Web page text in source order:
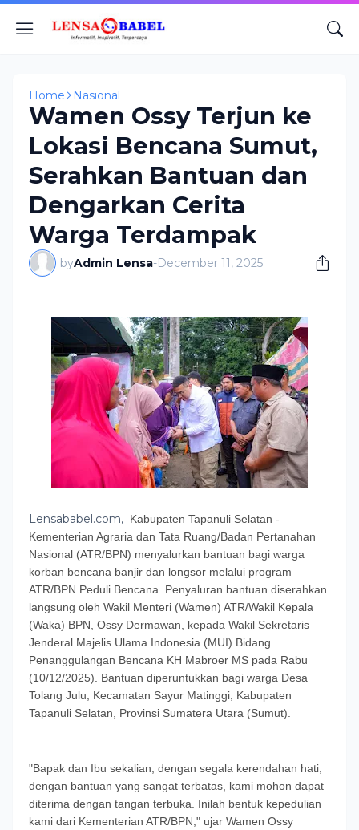
Home Nasional
Wamen Ossy Terjun ke
Lokasi Bencana Sumut,
Serahkan Bantuan dan
Dengarkan Cerita
Warga Terdampak
byAdmin Lensa-December 11, 2025
Lensababel.com, Kabupaten Tapanuli Selatan -
Kementerian Agraria dan Tata Ruang/Badan Pertanahan
Nasional (ATR/BPN) menyalurkan bantuan bagi warga
korban bencana banjir dan longsor melalui program
ATR/BPN Peduli Bencana. Penyaluran bantuan diserahkan
langsung oleh Wakil Menteri (Wamen) ATR/Wakil Kepala
(Waka) BPN, Ossy Dermawan, kepada Wakil Sekretaris
Jenderal Majelis Ulama Indonesia (MUI) Bidang
Penanggulangan Bencana KH Mabroer MS pada Rabu
(10/12/2025). Bantuan diperuntukkan bagi warga Desa
Tolang Julu, Kecamatan Sayur Matinggi, Kabupaten
Tapanuli Selatan, Provinsi Sumatera Utara (Sumut).
"Bapak dan Ibu sekalian, dengan segala kerendahan hati,
dengan bantuan yang sangat terbatas, kami mohon dapat
diterima dengan tangan terbuka. Inilah bentuk kepedulian
kami dari Kementerian ATR/BPN," ujar Wamen Ossy